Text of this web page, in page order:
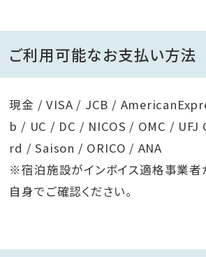
ご利用可能なお支払い方法
現金 / VISA / JCB /
b / UC / DC / NICOS / OMC / UFJ
rd / Saison / ORICO / ANA
※宿泊施設がインボイス適格事業者
自身でご確認ください。